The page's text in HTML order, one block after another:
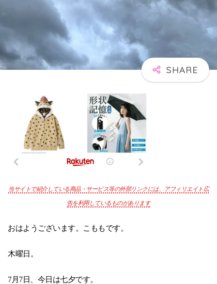
当サイトで紹介している商品・サービス等の外部リンクには、アフィリエイト広
告を利用しているものがあります
おはようございます。こももです。
木曜日。
7月7日、今日は七夕です。